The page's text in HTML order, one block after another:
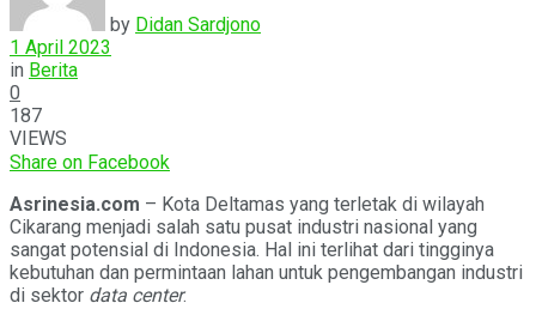
by Didan Sardjono
1 April 2023
in Berita
0
187
VIEWS
Share on Facebook
Asrinesia.com – Kota Deltamas yang terletak di wilayah
Cikarang menjadi salah satu pusat industri nasional yang
sangat potensial di Indonesia. Hal ini terlihat dari tingginya
kebutuhan dan permintaan lahan untuk pengembangan industri
di sektor data center.